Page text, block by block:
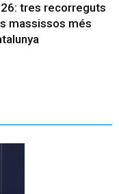
tres recorreguts
massissos més